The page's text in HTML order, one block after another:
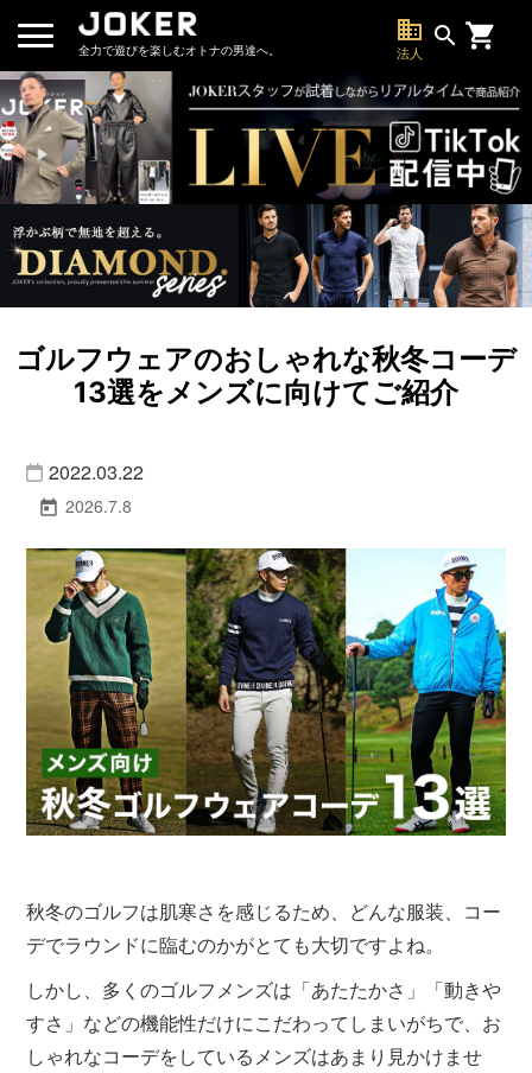
全力で遊びを楽しむオトナの男達へ。
business
法人
search
ゴルフウェアのおしゃれな秋冬コーデ
13選をメンズに向けてご紹介
2022.03.22
2026.7.8
秋冬のゴルフは肌寒さを感じるため、どんな服装、コー
デでラウンドに臨むのかがとても大切ですよね。
しかし、多くのゴルフメンズは「あたたかさ」「動きや
すさ」などの機能性だけにこだわってしまいがちで、お
しゃれなコーデをしているメンズはあまり見かけませ